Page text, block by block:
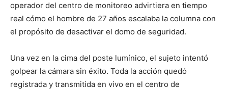
operador del centro de monitoreo advirtiera en tiempo
real cómo el hombre de 27 años escalaba la columna con
el propósito de desactivar el domo de seguridad.
Una vez en la cima del poste lumínico, el sujeto intentó
golpear la cámara sin éxito. Toda la acción quedó
registrada y transmitida en vivo en el centro de